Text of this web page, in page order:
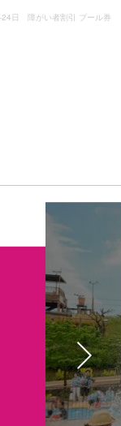
日 障がい者割引 プール券